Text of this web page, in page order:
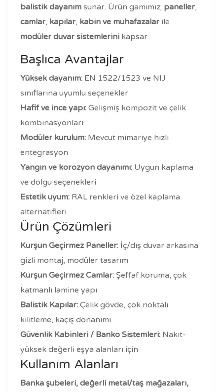
balistik dayanım sunar. Ürün gamımız; paneller,
camlar, kapılar, kabin ve muhafazalar ile
modüler duvar sistemlerini kapsar.
Başlıca Avantajlar
Yüksek dayanım: EN 1522/1523 ve NIJ
sınıflarına uyumlu seçenekler
Hafif ve ince yapı: Gelişmiş kompozit ve çelik
kombinasyonları
Modüler kurulum: Mevcut mimariye hızlı
entegrasyon
Yangın ve korozyon dayanımı: Uygun kaplama
ve dolgu seçenekleri
Estetik uyum: RAL renkleri ve özel kaplama
alternatifleri
Ürün Çözümleri
Kurşun Geçirmez Paneller: İç/dış duvar arkasına
gizli montaj, modüler tasarım
Kurşun Geçirmez Camlar: Şeffaf koruma, çok
katmanlı lamine yapı
Balistik Kapılar: Çelik gövde, çok noktalı
kilitleme, kaçış donanımı
Güvenlik Kabinleri / Banko Sistemleri: Nakit-
yüksek değerli eşya alanları için
Kullanım Alanları
Banka şubeleri, değerli metal/taş mağazaları,